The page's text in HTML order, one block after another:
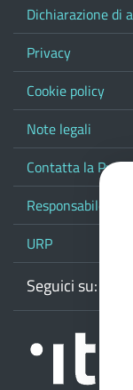
Dichiarazione di
Privacy
Cookie policy
Note legali
Contatta la
Responsabile
URP
Seguici su: